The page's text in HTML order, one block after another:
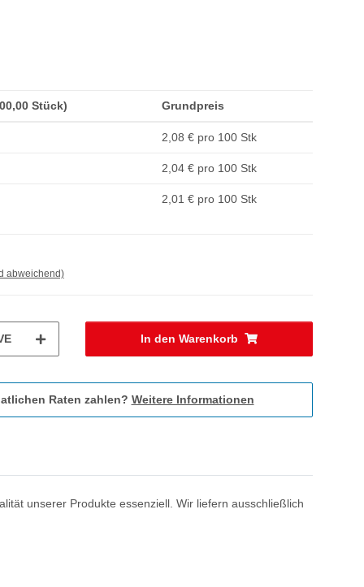
Stück) Grundpreis
2,08 € pro 100 Stk
2,04 € pro 100 Stk
2,01 € pro 100 Stk
abweichend)
In den Warenkorb
Raten zahlen? Weitere Informationen
unserer Produkte essenziell. Wir liefern ausschließlich